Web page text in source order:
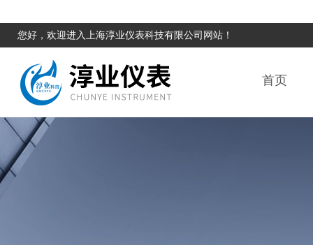
您好，欢迎进入上海淳业仪表科技有限公司网站！
首页